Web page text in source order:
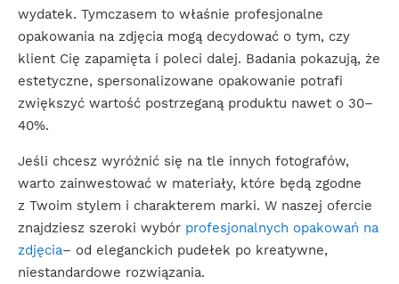
wydatek. Tymczasem to właśnie profesjonalne
opakowania na zdjęcia mogą decydować o tym, czy
klient Cię zapamięta i poleci dalej. Badania pokazują, że
estetyczne, spersonalizowane opakowanie potrafi
zwiększyć wartość postrzeganą produktu nawet o 30–
40%.
Jeśli chcesz wyróżnić się na tle innych fotografów,
warto zainwestować w materiały, które będą zgodne
z Twoim stylem i charakterem marki. W naszej ofercie
znajdziesz szeroki wybór profesjonalnych opakowań na
zdjęcia– od eleganckich pudełek po kreatywne,
niestandardowe rozwiązania.